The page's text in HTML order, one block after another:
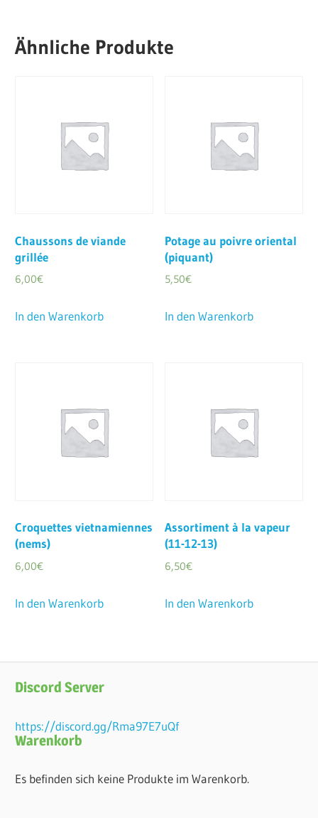
Ähnliche Produkte
Chaussons de viande
grillée
6,00€
In den Warenkorb
Potage au poivre oriental
(piquant)
5,50€
In den Warenkorb
Croquettes vietnamiennes
(nems)
6,00€
In den Warenkorb
Assortiment à la vapeur
(11-12-13)
6,50€
In den Warenkorb
Discord Server
https://discord.gg/Rma97E7uQf
Warenkorb
Es befinden sich keine Produkte im Warenkorb.